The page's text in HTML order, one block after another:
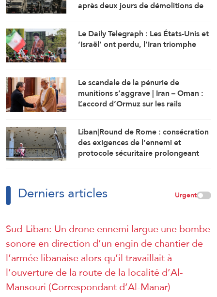
après deux jours de démolitions de
Le Daily Telegraph : Les États-Unis et
‘Israël’ ont perdu, l’Iran triomphe
Le scandale de la pénurie de
munitions s’aggrave | Iran – Oman :
L’accord d’Ormuz sur les rails
Liban|Round de Rome : consécration
des exigences de l’ennemi et
protocole sécuritaire prolongeant
Derniers articles Urgent
Sud-Liban: Un drone ennemi largue une bombe
sonore en direction d’un engin de chantier de
l’armée libanaise alors qu’il travaillait à
l’ouverture de la route de la localité d’Al-
Mansouri (Correspondant d’Al-Manar)